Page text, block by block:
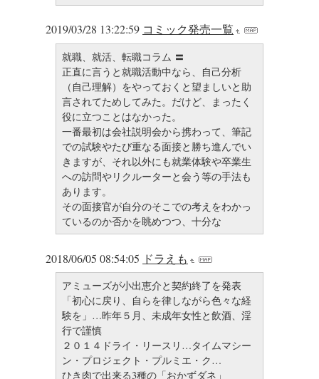
2019/03/28 13:22:59 コミック発売一覧
就職、就活、転職コラム 〓
正直に言うと就職活動中なら、自己分析
（自己理解）をやっておくと望ましいと助
言されてためしてみた。だけど、まったく
役に立つことはなかった。
一番最初は会社説明会から携わって、筆記
での試験やたび重なる面接と勝ち進んでい
きますが、それ以外にも就業体験や卒業生
への訪問やリクルーターと会う等の手法も
あります。
その面接官が自分のそこでの考えをわかっ
ているのか否かを眺めつつ、十分な
2018/06/05 08:54:05 ドラえも
アミューズが小出恵介と契約終了を発表
「初心に戻り、自らを律しながら色々な経
験を」…昨年５月、未成年女性と飲酒、淫
行で謹慎
２０１４ドライ・リースリ…タイムマシー
ン・プロジェクト・プルミエ・ク…
ひき肉で出来る3種の「おかずダネ」